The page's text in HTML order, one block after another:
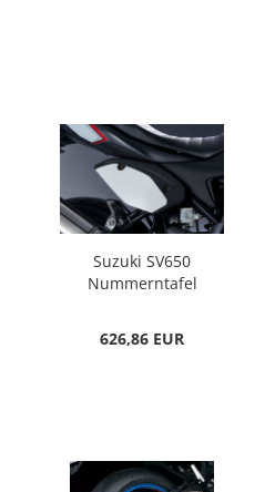
Suzuki SV650
Nummerntafel
626,86 EUR